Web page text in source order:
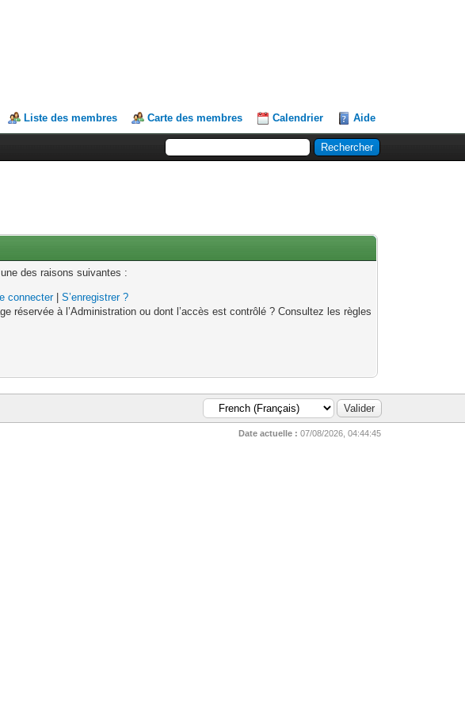
Liste des membres Carte des membres Calendrier Aide
des raisons suivantes :
connecter|S’enregistrer ?
réservée à l’Administration ou dont l’accès est contrôlé ? Consultez les règles
Date actuelle : 07/08/2026, 04:44:45